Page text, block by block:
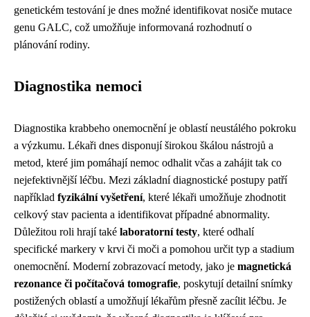
genetickém testování je dnes možné identifikovat nosiče mutace
genu GALC, což umožňuje informovaná rozhodnutí o
plánování rodiny.
Diagnostika nemoci
Diagnostika krabbeho onemocnění je oblastí neustálého pokroku
a výzkumu. Lékaři dnes disponují širokou škálou nástrojů a
metod, které jim pomáhají nemoc odhalit včas a zahájit tak co
nejefektivnější léčbu. Mezi základní diagnostické postupy patří
například fyzikální vyšetření, které lékaři umožňuje zhodnotit
celkový stav pacienta a identifikovat případné abnormality.
Důležitou roli hrají také laboratorní testy, které odhalí
specifické markery v krvi či moči a pomohou určit typ a stadium
onemocnění. Moderní zobrazovací metody, jako je magnetická
rezonance či počítačová tomografie, poskytují detailní snímky
postižených oblastí a umožňují lékařům přesně zacílit léčbu. Je